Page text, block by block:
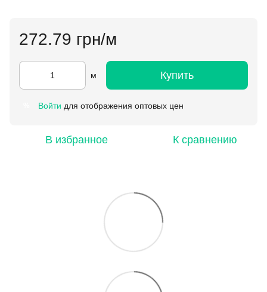
272.79 грн/м
м Купить
Войти для отображения оптовых цен
В избранное К сравнению